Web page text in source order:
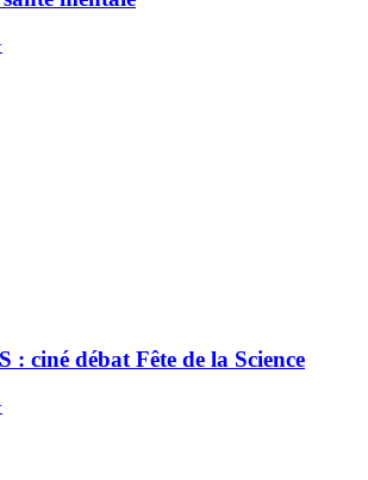
: ciné débat Fête de la Science